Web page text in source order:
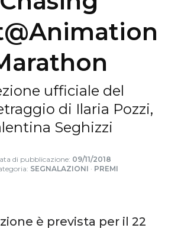
ufficiale del
di Ilaria Pozzi,
Seghizzi
di pubblicazione: 09/11/2018
SEGNALAZIONI · PREMI
è prevista per il 22